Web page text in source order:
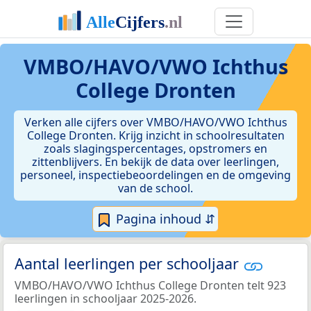
VMBO/HAVO/VWO Ichthus
College Dronten
Verken alle cijfers over VMBO/HAVO/VWO Ichthus
College Dronten. Krijg inzicht in schoolresultaten
zoals slagingspercentages, opstromers en
zittenblijvers. En bekijk de data over leerlingen,
personeel, inspectiebeoordelingen en de omgeving
van de school.
Pagina inhoud ⇵
Aantal leerlingen per schooljaar
VMBO/HAVO/VWO Ichthus College Dronten telt 923
leerlingen in schooljaar 2025-2026.